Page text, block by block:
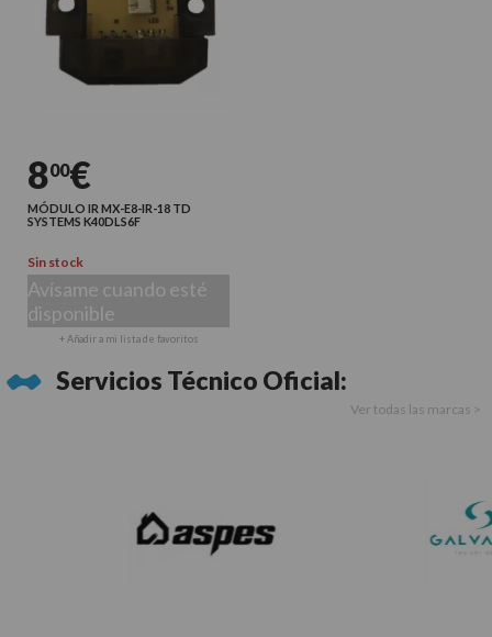
800€
MÓDULO IR MX-E8-IR-18 TD
SYSTEMS K40DLS6F
Sin stock
Avísame cuando esté
disponible
+ Añadir a mi lista de favoritos
Servicios Técnico Oficial:
Ver todas las marcas >